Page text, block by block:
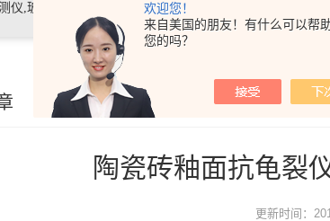
欢迎您！
来自美国的朋友！有什么可以帮
您的吗？
材料检测仪，高温物性仪，研磨机，制样机，实验电炉等
陶瓷砖釉面抗龟裂
更新时间：